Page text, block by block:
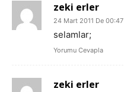
zeki erler
24 Mart 2011 De 00:47
selamlar;
Yorumu Cevapla
zeki erler